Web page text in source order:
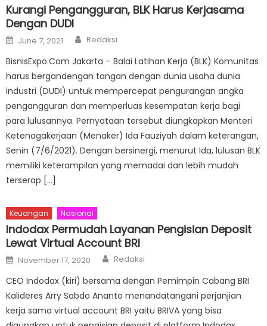
Kurangi Pengangguran, BLK Harus Kerjasama
Dengan DUDI
Posted
on
June 7, 2021 Author
Redaksi
BisnisExpo.Com Jakarta – Balai Latihan Kerja (BLK) Komunitas
harus bergandengan tangan dengan dunia usaha dunia
industri (DUDI) untuk mempercepat pengurangan angka
pengangguran dan memperluas kesempatan kerja bagi
para lulusannya. Pernyataan tersebut diungkapkan Menteri
Ketenagakerjaan (Menaker) Ida Fauziyah dalam keterangan,
Senin (7/6/2021). Dengan bersinergi, menurut Ida, lulusan BLK
memiliki keterampilan yang memadai dan lebih mudah
terserap […]
Keuangan Nasional
Indodax Permudah Layanan Pengisian Deposit
Lewat Virtual Account BRI
Posted
on
November 17, 2020 Author
Redaksi
CEO Indodax (kiri) bersama dengan Pemimpin Cabang BRI
Kalideres Arry Sabdo Ananto menandatangani perjanjian
kerja sama virtual account BRI yaitu BRIVA yang bisa